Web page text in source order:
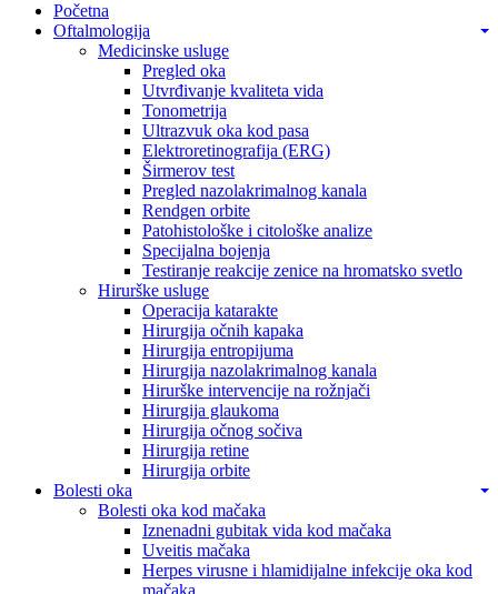
Početna
Oftalmologija
Medicinske usluge
Pregled oka
Utvrđivanje kvaliteta vida
Tonometrija
Ultrazvuk oka kod pasa
Elektroretinografija (ERG)
Širmerov test
Pregled nazolakrimalnog kanala
Rendgen orbite
Patohistološke i citološke analize
Specijalna bojenja
Testiranje reakcije zenice na hromatsko svetlo
Hirurške usluge
Operacija katarakte
Hirurgija očnih kapaka
Hirurgija entropijuma
Hirurgija nazolakrimalnog kanala
Hirurške intervencije na rožnjači
Hirurgija glaukoma
Hirurgija očnog sočiva
Hirurgija retine
Hirurgija orbite
Bolesti oka
Bolesti oka kod mačaka
Iznenadni gubitak vida kod mačaka
Uveitis mačaka
Herpes virusne i hlamidijalne infekcije oka kod
mačaka